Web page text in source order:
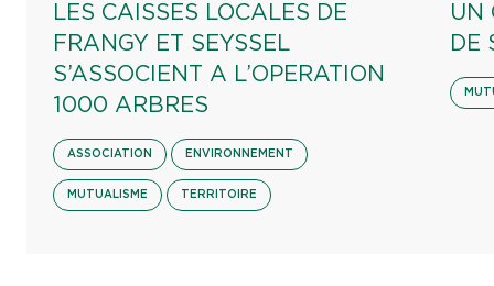
LES CAISSES LOCALES DE
FRANGY ET SEYSSEL
S’ASSOCIENT A L’OPERATION
1000 ARBRES
ASSOCIATION ENVIRONNEMENT
MUTUALISME TERRITOIRE
UN
DE